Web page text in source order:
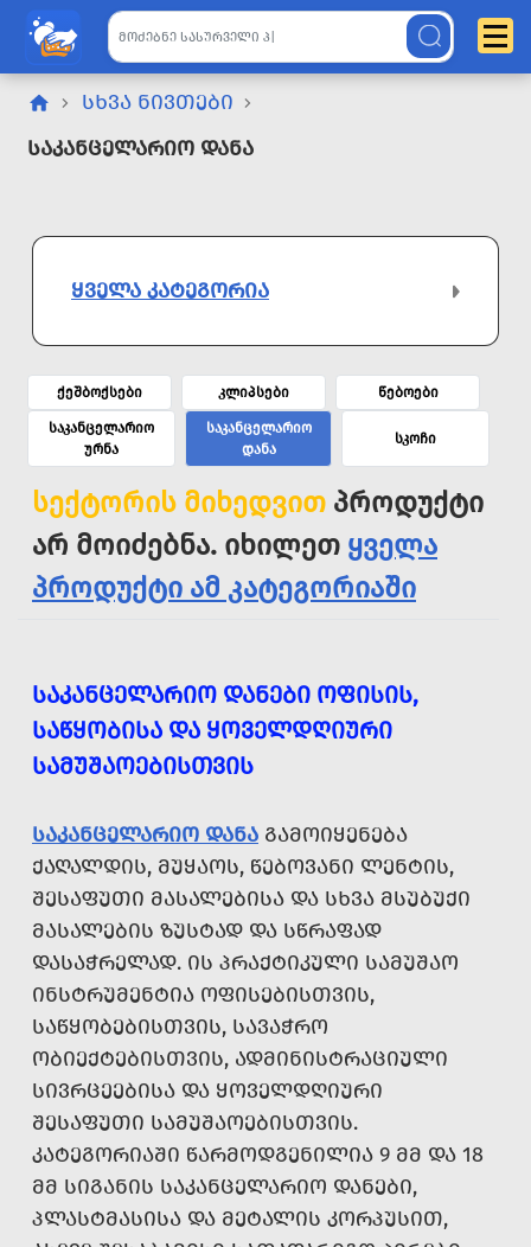
ᲡᲮᲕᲐ ᲜᲘᲕᲗᲔᲑᲘ
Საკანცელარიო Დანა
ᲧᲕᲔᲚᲐ ᲙᲐᲢᲔᲒᲝᲠᲘᲐ
ქეშბოქსები კლიპსები წებოები
საკანცელარიო
ურნა
საკანცელარიო
დანა
სკოჩი
სექტორის მიხედვით პროდუქტი
არ მოიძებნა. იხილეთ ყველა
პროდუქტი ამ კატეგორიაში
ᲡᲐᲙᲐᲜᲪᲔᲚᲐᲠᲘᲝ ᲓᲐᲜᲔᲑᲘ ᲝᲤᲘᲡᲘᲡ,
ᲡᲐᲬᲧᲝᲑᲘᲡᲐ ᲓᲐ ᲧᲝᲕᲔᲚᲓᲦᲘᲣᲠᲘ
ᲡᲐᲛᲣᲨᲐᲝᲔᲑᲘᲡᲗᲕᲘᲡ
ᲡᲐᲙᲐᲜᲪᲔᲚᲐᲠᲘᲝ ᲓᲐᲜᲐ ᲒᲐᲛᲝᲘᲧᲔᲜᲔᲑᲐ
ᲥᲐᲦᲐᲚᲓᲘᲡ, ᲛᲣᲧᲐᲝᲡ, ᲬᲔᲑᲝᲕᲐᲜᲘ ᲚᲔᲜᲢᲘᲡ,
ᲨᲔᲡᲐᲤᲣᲗᲘ ᲛᲐᲡᲐᲚᲔᲑᲘᲡᲐ ᲓᲐ ᲡᲮᲕᲐ ᲛᲡᲣᲑᲣᲥᲘ
ᲛᲐᲡᲐᲚᲔᲑᲘᲡ ᲖᲣᲡᲢᲐᲓ ᲓᲐ ᲡᲬᲠᲐᲤᲐᲓ
ᲓᲐᲡᲐᲭᲠᲔᲚᲐᲓ. ᲘᲡ ᲞᲠᲐᲥᲢᲘᲙᲣᲚᲘ ᲡᲐᲛᲣᲨᲐᲝ
ᲘᲜᲡᲢᲠᲣᲛᲔᲜᲢᲘᲐ ᲝᲤᲘᲡᲔᲑᲘᲡᲗᲕᲘᲡ,
ᲡᲐᲬᲧᲝᲑᲔᲑᲘᲡᲗᲕᲘᲡ, ᲡᲐᲕᲐᲭᲠᲝ
ᲝᲑᲘᲔᲥᲢᲔᲑᲘᲡᲗᲕᲘᲡ, ᲐᲓᲛᲘᲜᲘᲡᲢᲠᲐᲪᲘᲣᲚᲘ
ᲡᲘᲕᲠᲪᲔᲔᲑᲘᲡᲐ ᲓᲐ ᲧᲝᲕᲔᲚᲓᲦᲘᲣᲠᲘ
ᲨᲔᲡᲐᲤᲣᲗᲘ ᲡᲐᲛᲣᲨᲐᲝᲔᲑᲘᲡᲗᲕᲘᲡ.
ᲙᲐᲢᲔᲒᲝᲠᲘᲐᲨᲘ ᲬᲐᲠᲛᲝᲓᲒᲔᲜᲘᲚᲘᲐ 9 ᲛᲛ ᲓᲐ 18
ᲛᲛ ᲡᲘᲒᲐᲜᲘᲡ ᲡᲐᲙᲐᲜᲪᲔᲚᲐᲠᲘᲝ ᲓᲐᲜᲔᲑᲘ,
ᲞᲚᲐᲡᲢᲛᲐᲡᲘᲡᲐ ᲓᲐ ᲛᲔᲢᲐᲚᲘᲡ ᲙᲝᲠᲞᲣᲡᲘᲗ,